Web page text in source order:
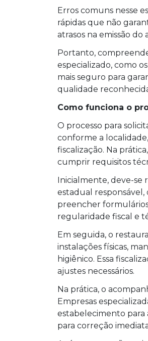
Erros comuns nesse
rápidas que não
atrasos na emissão
Portanto,
especializado, como
mais seguro para
qualidade
Como funciona o
O processo para
conforme a
fiscalização. Na
cumprir requisitos
Inicialmente, deve-se
estadual responsável,
preencher
regularidade fiscal e
Em seguida, o
instalações físicas,
higiênico. Essa
ajustes necessários.
Na prática, o
Empresas
estabelecimento para
para correção